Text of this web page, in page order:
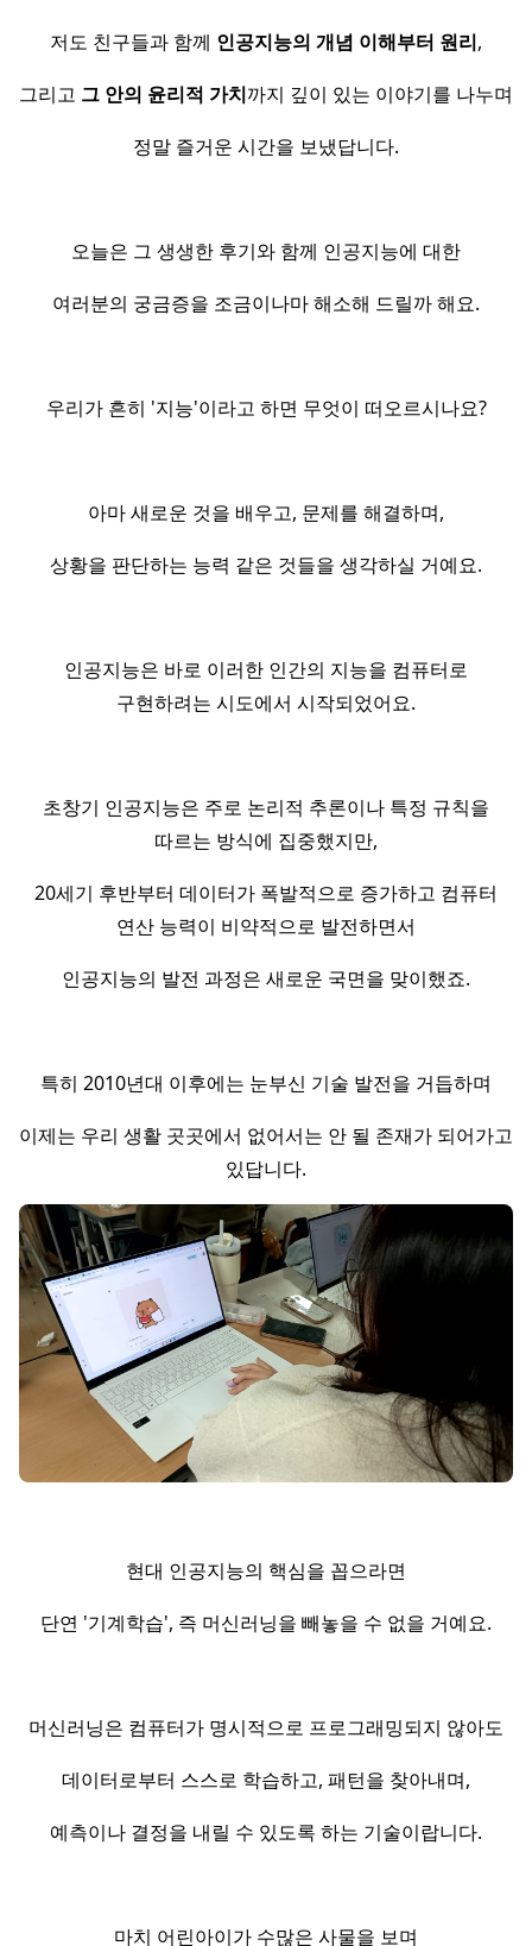
저도 친구들과 함께 인공지능의 개념 이해부터 원리,
그리고 그 안의 윤리적 가치까지 깊이 있는 이야기를 나누며
정말 즐거운 시간을 보냈답니다.
오늘은 그 생생한 후기와 함께 인공지능에 대한
여러분의 궁금증을 조금이나마 해소해 드릴까 해요.
우리가 흔히 '지능'이라고 하면 무엇이 떠오르시나요?
아마 새로운 것을 배우고, 문제를 해결하며,
상황을 판단하는 능력 같은 것들을 생각하실 거예요.
인공지능은 바로 이러한 인간의 지능을 컴퓨터로
구현하려는 시도에서 시작되었어요.
초창기 인공지능은 주로 논리적 추론이나 특정 규칙을
따르는 방식에 집중했지만,
20세기 후반부터 데이터가 폭발적으로 증가하고 컴퓨터
연산 능력이 비약적으로 발전하면서
인공지능의 발전 과정은 새로운 국면을 맞이했죠.
특히 2010년대 이후에는 눈부신 기술 발전을 거듭하며
이제는 우리 생활 곳곳에서 없어서는 안 될 존재가 되어가고
있답니다.
현대 인공지능의 핵심을 꼽으라면
단연 '기계학습', 즉 머신러닝을 빼놓을 수 없을 거예요.
머신러닝은 컴퓨터가 명시적으로 프로그래밍되지 않아도
데이터로부터 스스로 학습하고, 패턴을 찾아내며,
예측이나 결정을 내릴 수 있도록 하는 기술이랍니다.
마치 어린아이가 수많은 사물을 보며